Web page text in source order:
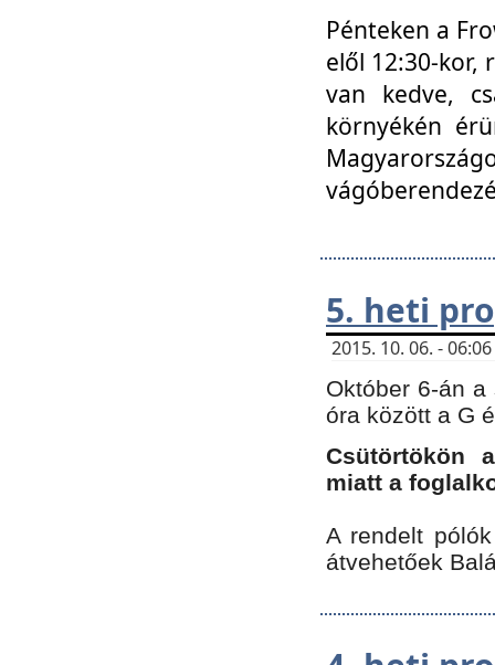
Pénteken a
elől 12:30-kor,
van kedve,
környékén
5. heti
2015. 10. 06. -
Október 6-án
óra között a G
Csütörtökön
miatt a
A rendelt
átvehetőek